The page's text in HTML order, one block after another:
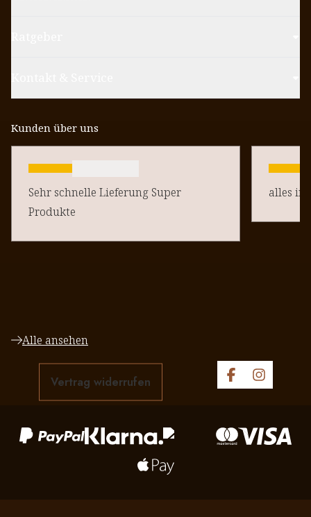
Kunden über uns
Sehr schnelle Lieferung Super
Produkte
alles in
Alle ansehen
Vertrag widerrufen